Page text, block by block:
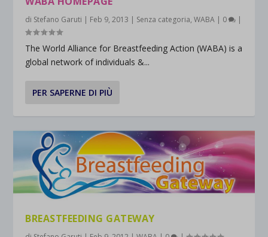
di Stefano Garuti | Feb 9, 2013 | Senza categoria,WABA | 0 |
The World Alliance for Breastfeeding Action (WABA) is a
global network of individuals &...
PER SAPERNE DI PIÙ
BREASTFEEDING GATEWAY